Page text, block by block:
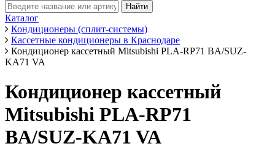
Каталог
Кондиционеры (сплит-системы)
Кассетные кондиционеры в Краснодаре
Кондиционер кассетный Mitsubishi PLA-RP71 ВA/SUZ-
KA71 VA
Кондиционер кассетный
Mitsubishi PLA-RP71
ВA/SUZ-KA71 VA